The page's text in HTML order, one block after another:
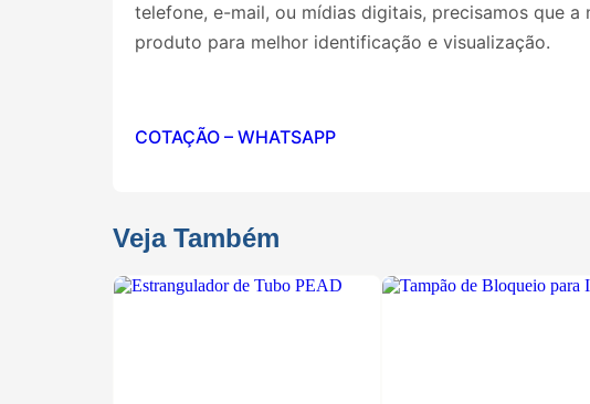
telefone, e-mail, ou mídias digitais, precisamos que
produto para melhor identificação e visualização.
COTAÇÃO – WHATSAPP
Veja Também